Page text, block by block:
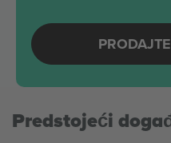
Predstojeći